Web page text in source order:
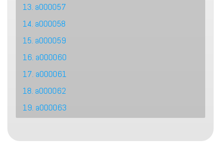
13. a000057
14. a000058
15. a000059
16. a000060
17. a000061
18. a000062
19. a000063